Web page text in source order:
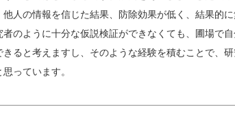
他人の情報を信じた結果、防除効果が低く、結果的
者のように十分な仮説検証ができなくても、圃場で
きると考えますし、そのような経験を積むことで、
っています。